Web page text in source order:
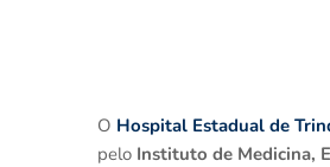
O Hospital Estadual de
pelo Instituto de Medicina,